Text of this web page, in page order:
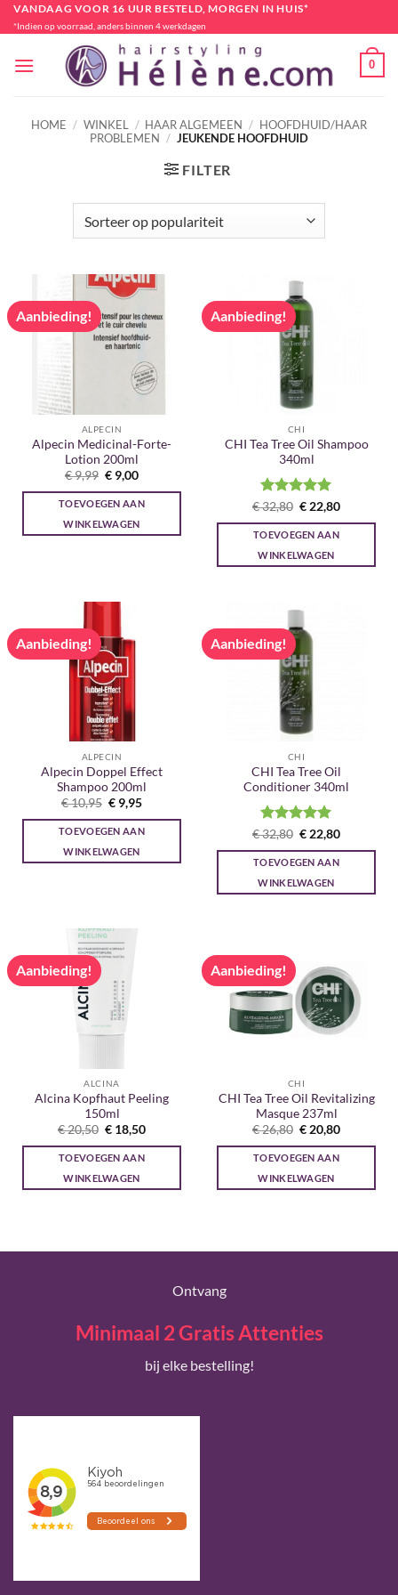
Ga
naar
VANDAAG VOOR 16 UUR BESTELD, MORGEN IN HUIS*
*Indien op voorraad, anders binnen 4 werkdagen
0
HOME / WINKEL / HAAR ALGEMEEN / HOOFDHUID/HAAR
PROBLEMEN / JEUKENDE HOOFDHUID
FILTER
Aanbieding!
ALPECIN
Alpecin Medicinal-Forte-
Lotion 200ml
€9,99 Oorspronkelijke
prijs
was:
€ 9,99.
€ 9,00Huidige
is:
€ 9,00.
TOEVOEGEN AAN
WINKELWAGEN
Aanbieding!
CHI
CHI Tea Tree Oil Shampoo
340ml
Gewaardeerd
5uit 5
€32,80 Oorspronkelijke
prijs
was:
€ 32,80.
€22,80Huidige
is:
TOEVOEGEN AAN
WINKELWAGEN
Aanbieding!
ALPECIN
Alpecin Doppel Effect
Shampoo 200ml
€10,95 Oorspronkelijke
prijs
was:
€ 10,95.
€ 9,95Huidige
is:
€ 9,95.
TOEVOEGEN AAN
WINKELWAGEN
Aanbieding!
CHI
CHI Tea Tree Oil
Conditioner 340ml
Gewaardeerd
5uit 5
€32,80 Oorspronkelijke
prijs
was:
€ 32,80.
€ 22,80Huidige
is:
TOEVOEGEN AAN
WINKELWAGEN
Aanbieding!
ALCINA
Alcina Kopfhaut Peeling
150ml
€20,50 Oorspronkelijke
prijs
was:
€ 20,50.
€ 18,50Huidige
is:
TOEVOEGEN AAN
WINKELWAGEN
Aanbieding!
CHI
CHI Tea Tree Oil Revitalizing
Masque 237ml
€26,80 Oorspronkelijke
prijs
was:
€ 26,80.
€20,80Huidige
is:
TOEVOEGEN AAN
WINKELWAGEN
Ontvang
Minimaal 2 Gratis Attenties
bij elke bestelling!